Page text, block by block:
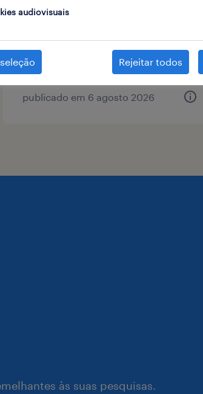
publicado em 6 agosto 2026
às suas pesquisas.
audiovisuais
Rejeitar todos